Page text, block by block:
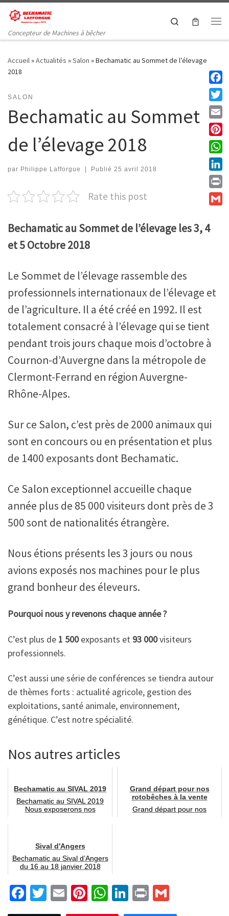
Passer au contenu
Concepteur de Machines à bêcher
Search
Accueil»Actualités »Salon »Bechamatic au Sommet de l’élevage
2018
SALON
Bechamatic au Sommet
de l’élevage 2018
par Philippe Lafforgue | Publié 25 avril 2018
Rate this post
Bechamatic au Sommet de l’élevage les 3, 4
et 5 Octobre 2018
Le Sommet de l’élevage rassemble des
professionnels internationaux de l’élevage et
de l’agriculture. Il a été créé en 1992. Il est
totalement consacré à l’élevage qui se tient
pendant trois jours chaque mois d’octobre à
Cournon-d’Auvergne dans la métropole de
Clermont-Ferrand en région Auvergne-
Rhône-Alpes.
Sur ce Salon, c’est près de 2000 animaux qui
sont en concours ou en présentation et plus
de 1400 exposants dont Bechamatic.
Ce Salon exceptionnel accueille chaque
année plus de 85 000 visiteurs dont près de 3
500 sont de nationalités étrangère.
Nous étions présents les 3 jours ou nous
avions exposés nos machines pour le plus
grand bonheur des éleveurs.
Pourquoi nous y revenons chaque année ?
C’est plus de 1 500exposants et 93 000visiteurs
professionnels.
C’est aussi une série de conférences se tiendra autour
de thèmes forts : actualité agricole, gestion des
exploitations, santé animale, environnement,
génétique. C’est notre spécialité.
Nos autres articles
Bechamatic au SIVAL 2019
Bechamatic au SIVAL 2019
Nous exposerons nos
Grand départ pour nos
rotobêches à la vente
Grand départ pour nos
Sival d'Angers
Bechamatic au Sival d’Angers
du 16 au 18 janvier 2018
Fa
ce
T
wi
E
m
Pi
nt
W
h
Li
n
Pr
in m
Email
Print